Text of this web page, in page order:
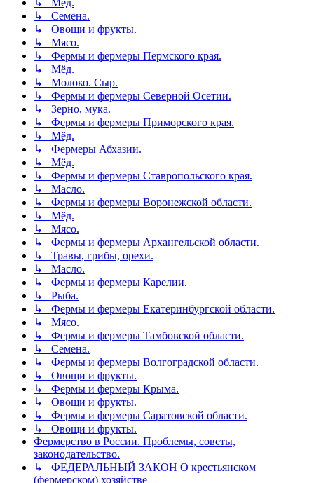
↳ Мёд.
↳ Семена.
↳ Овощи и фрукты.
↳ Мясо.
↳ Фермы и фермеры Пермского края.
↳ Мёд.
↳ Молоко. Сыр.
↳ Фермы и фермеры Северной Осетии.
↳ Зерно, мука.
↳ Фермы и фермеры Приморского края.
↳ Мёд.
↳ Фермеры Абхазии.
↳ Мёд.
↳ Фермы и фермеры Ставропольского края.
↳ Масло.
↳ Фермы и фермеры Воронежской области.
↳ Мёд.
↳ Мясо.
↳ Фермы и фермеры Архангельской области.
↳ Травы, грибы, орехи.
↳ Масло.
↳ Фермы и фермеры Карелии.
↳ Рыба.
↳ Фермы и фермеры Екатеринбургской области.
↳ Мясо.
↳ Фермы и фермеры Тамбовской области.
↳ Семена.
↳ Фермы и фермеры Волгоградской области.
↳ Овощи и фрукты.
↳ Фермы и фермеры Крыма.
↳ Овощи и фрукты.
↳ Фермы и фермеры Саратовской области.
↳ Овощи и фрукты.
Фермерство в России. Проблемы, советы,
законодательство.
↳ ФЕДЕРАЛЬНЫЙ ЗАКОН О крестьянском
(фермерском) хозяйстве